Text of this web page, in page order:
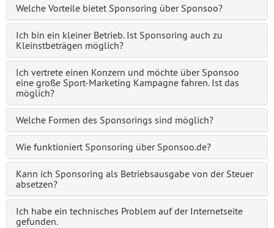
Welche Vorteile bietet Sponsoring über Sponsoo?
Ich bin ein kleiner Betrieb. Ist Sponsoring auch zu
Kleinstbeträgen möglich?
Ich vertrete einen Konzern und möchte über Sponsoo
eine große Sport-Marketing Kampagne fahren. Ist das
möglich?
Welche Formen des Sponsorings sind möglich?
Wie funktioniert Sponsoring über Sponsoo.de?
Kann ich Sponsoring als Betriebsausgabe von der Steuer
absetzen?
Ich habe ein technisches Problem auf der Internetseite
gefunden.